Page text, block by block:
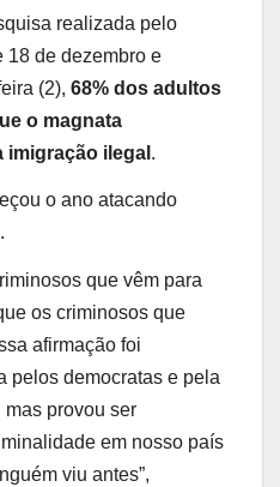
realizada pelo
18 de dezembro e
(2), 68% dos adultos
o magnata
ilegal .
o ano atacando
que vêm para
os criminosos que
afirmação foi
pelos democratas e pela
provou ser
em nosso país
viu antes”,